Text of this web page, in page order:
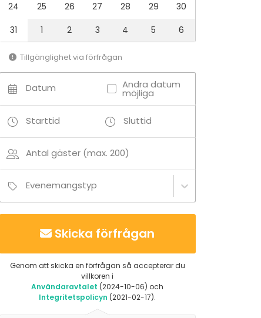
24
25 26 27 28 29
30
31
1 2 3 4 5 6
Tillgänglighet via förfrågan
Datum Andra datum
möjliga
Starttid Sluttid
Antal gäster (max. 200)
Evenemangstyp
Skicka förfrågan
Genom att skicka en förfrågan så accepterar du
villkoren i
Användaravtalet (2024-10-06) och
Integritetspolicyn (2021-02-17).